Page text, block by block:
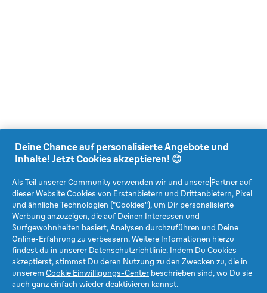
Deine Chance auf personalisierte Angebote und
Inhalte! Jetzt Cookies akzeptieren! 😊
Als Teil unserer Community verwenden wir und unsere Partnerauf
dieser Website Cookies von Erstanbietern und Drittanbietern, Pixel
und ähnliche Technologien ("Cookies"), um Dir personalisierte
Werbung anzuzeigen, die auf Deinen Interessen und
Surfgewohnheiten basiert, Analysen durchzuführen und Deine
Online-Erfahrung zu verbessern. Weitere Infomationen hierzu
findest du in unserer Datenschutzrichtlinie. Indem Du Cookies
akzeptierst, stimmst Du deren Nutzung zu den Zwecken zu, die in
unserem Cookie Einwilligungs-Center beschrieben sind, wo Du sie
auch ganz einfach wieder deaktivieren kannst.